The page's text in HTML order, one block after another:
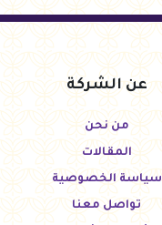
عن الشركة
من نحن
المقالات
سياسة الخصوصية
تواصل معنا